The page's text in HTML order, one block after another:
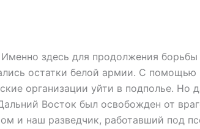
здесь для продолжения борьбы
остатки белой армии. С помощью
организации уйти в подполье. Но
Восток был освобожден от
и наш разведчик, работавший под